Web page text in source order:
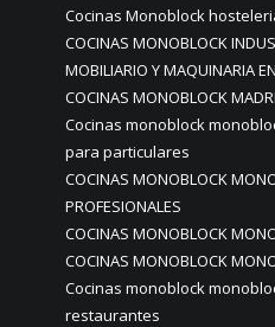
Cocinas Monoblock
COCINAS MONOBLOCK
MOBILIARIO Y MAQUINARIA
COCINAS MONOBLOCK
Cocinas monoblock
para particulares
COCINAS MONOBLOCK
PROFESIONALES
COCINAS MONOBLOCK
COCINAS MONOBLOCK
Cocinas monoblock
restaurantes